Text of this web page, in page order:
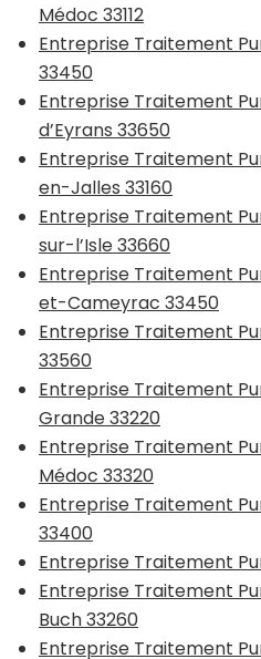
Médoc 33112
Entreprise Traitement
33450
Entreprise Traitement
d’Eyrans 33650
Entreprise Traitement
en-Jalles 33160
Entreprise Traitement
sur-l’Isle 33660
Entreprise Traitement
et-Cameyrac 33450
Entreprise Traitement
33560
Entreprise Traitement
Grande 33220
Entreprise Traitement
Médoc 33320
Entreprise Traitement
33400
Entreprise Traitement
Entreprise Traitement
Buch 33260
Entreprise Traitement